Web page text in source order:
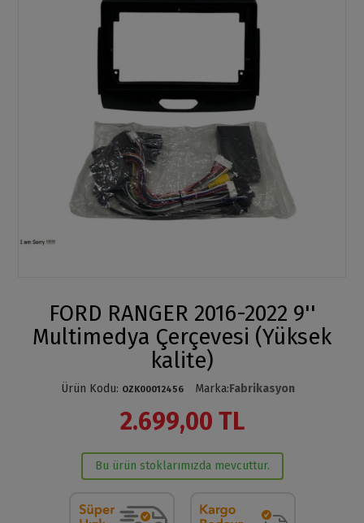
FORD RANGER 2016-2022 9''
Multimedya Çerçevesi (Yüksek
kalite)
Ürün Kodu: OZK00012456 Marka:Fabrikasyon
2.699,00 TL
Bu ürün stoklarımızda mevcuttur.